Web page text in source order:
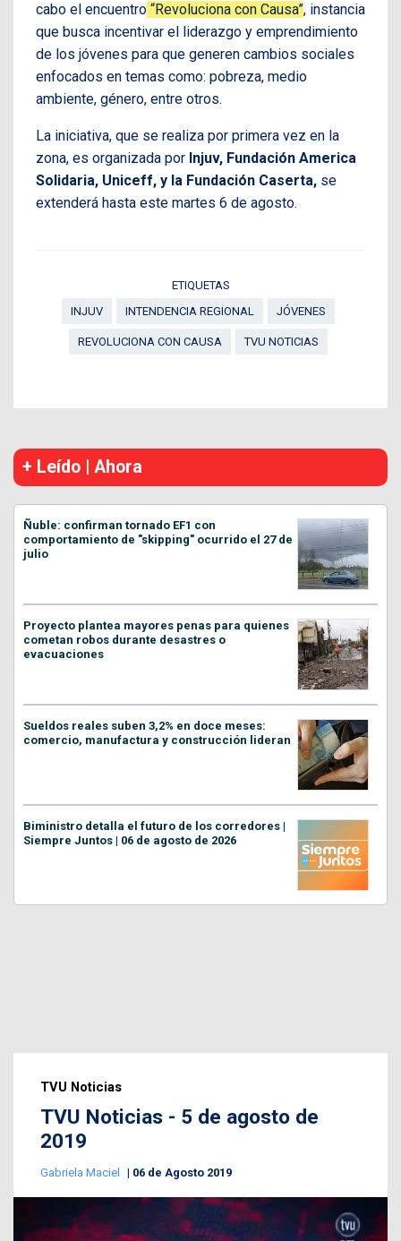
cabo el encuentro “Revoluciona con Causa”, instancia
que busca incentivar el liderazgo y emprendimiento
de los jóvenes para que generen cambios sociales
enfocados en temas como: pobreza, medio
ambiente, género, entre otros.
La iniciativa, que se realiza por primera vez en la
zona, es organizada por Injuv, Fundación America
Solidaria, Uniceff, y la Fundación Caserta, se
extenderá hasta este martes 6 de agosto.
ETIQUETAS
INJUV
INTENDENCIA REGIONAL JÓVENES
REVOLUCIONA CON CAUSA TVU NOTICIAS
+ Leído | Ahora
Ñuble: confirman tornado EF1 con
comportamiento de "skipping" ocurrido el 27 de
julio
Proyecto plantea mayores penas para quienes
cometan robos durante desastres o
evacuaciones
Sueldos reales suben 3,2% en doce meses:
comercio, manufactura y construcción lideran
Biministro detalla el futuro de los corredores |
Siempre Juntos | 06 de agosto de 2026
TVU Noticias
TVU Noticias - 5 de agosto de
2019
Gabriela Maciel 06 de Agosto 2019